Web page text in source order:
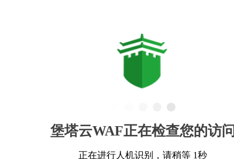
堡塔云WAF正在检查您的访问
正在进行人机识别，请稍等 1秒